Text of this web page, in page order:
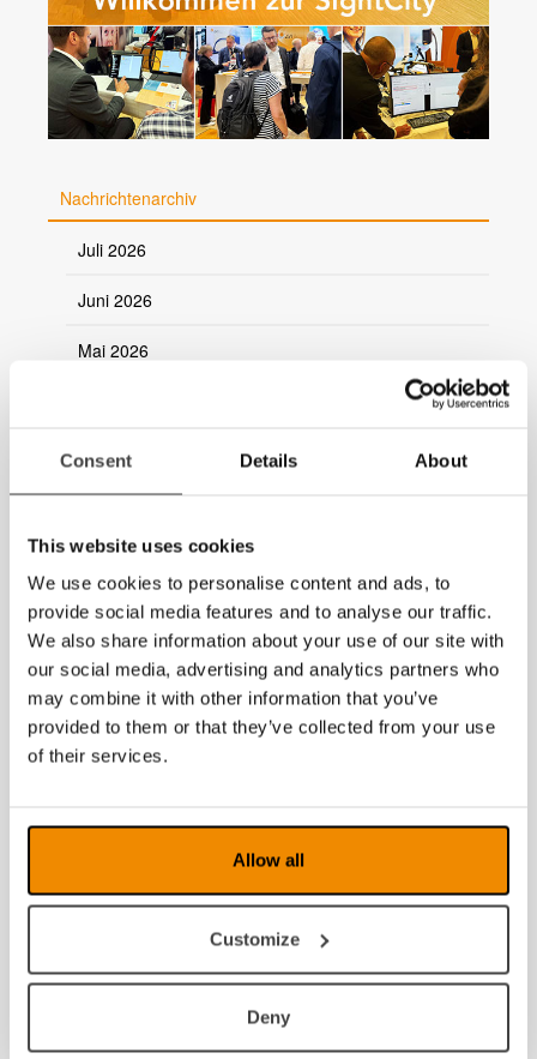
Consent Details About
This website uses cookies
We use cookies to personalise content and ads, to
provide social media features and to analyse our traffic.
We also share information about your use of our site with
our social media, advertising and analytics partners who
may combine it with other information that you’ve
provided to them or that they’ve collected from your use
of their services.
Allow all
Customize
Deny
Nachrichtenarchiv
Juli 2026
Juni 2026
Mai 2026
2025
2024
2023
2022
2021
2020
2019
2016